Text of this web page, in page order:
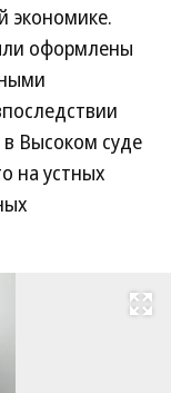
экономике.
оформлены
Высоком суде
на устных
Развернуть